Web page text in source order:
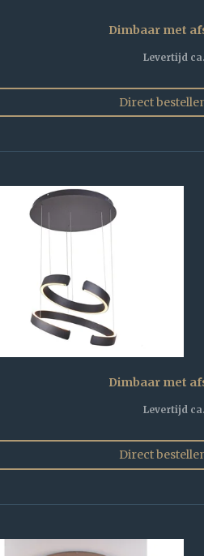
Dimbaar met
Levertijd
Direct
Dimbaar met
Levertijd
Direct